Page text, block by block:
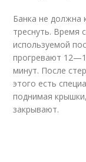
Банка не должна
треснуть. Время
используемой
прогревают
минут. После
этого есть
поднимая
закрывают.